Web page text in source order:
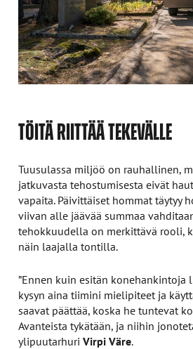
TÖITÄ RIITTÄÄ TEKEVÄLLE
Tuusulassa miljöö on rauhallinen,
jatkuvasta tehostumisesta eivät
vapaita. Päivittäiset hommat täytyy
viivan alle jäävää summaa
tehokkuudella on merkittävä rooli,
näin laajalla tontilla.
”Ennen kuin esitän
kysyn aina tiimini mielipiteet ja
saavat päättää, koska he tuntevat
Avanteista tykätään, ja niihin
ylipuutarhuriVirpi Väre.